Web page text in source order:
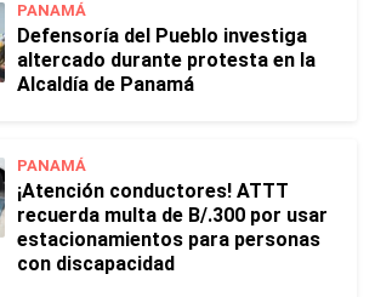
PANAMÁ
Defensoría del Pueblo investiga
altercado durante protesta en la
Alcaldía de Panamá
PANAMÁ
¡Atención conductores! ATTT
recuerda multa de B/.300 por usar
estacionamientos para personas
con discapacidad